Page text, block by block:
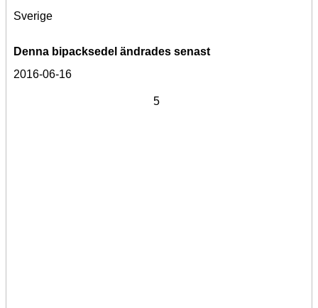
Sverige
Denna bipacksedel ändrades senast
2016-06-16
5